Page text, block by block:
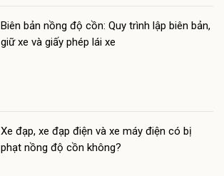
Biên bản nồng độ cồn: Quy trình lập biên bản,
giữ xe và giấy phép lái xe
Xe đạp, xe đạp điện và xe máy điện có bị
phạt nồng độ cồn không?